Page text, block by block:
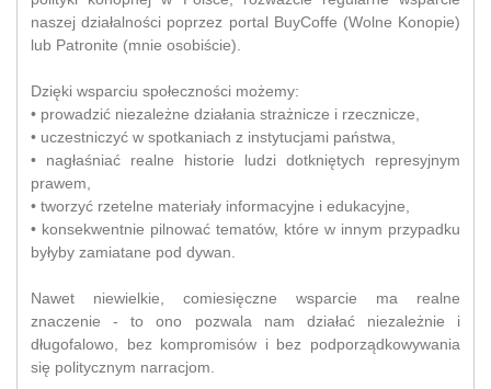
naszej działalności poprzez portal BuyCoffe (Wolne Konopie)
lub Patronite (mnie osobiście).
Dzięki wsparciu społeczności możemy:
• prowadzić niezależne działania strażnicze i rzecznicze,
• uczestniczyć w spotkaniach z instytucjami państwa,
• nagłaśniać realne historie ludzi dotkniętych represyjnym
prawem,
• tworzyć rzetelne materiały informacyjne i edukacyjne,
• konsekwentnie pilnować tematów, które w innym przypadku
byłyby zamiatane pod dywan.
Nawet niewielkie, comiesięczne wsparcie ma realne
znaczenie - to ono pozwala nam działać niezależnie i
długofalowo, bez kompromisów i bez podporządkowywania
się politycznym narracjom.